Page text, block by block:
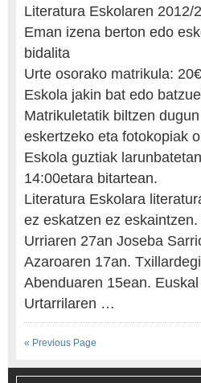
Literatura Eskolaren 2012/
Eman izena berton edo
bidalita
Urte osorako matrikula: 20€
Eskola jakin bat edo
Matrikuletatik biltzen
eskertzeko eta fotokopiak
Eskola guztiak
14:00etara bitartean.
Literatura Eskolara
ez eskatzen ez
Urriaren 27an Joseba
Azaroaren 17an.
Abenduaren 15ean.
Urtarrilaren …
« Previous Page